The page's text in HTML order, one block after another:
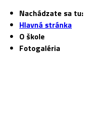
Nachádzate sa tu:
Hlavná stránka
O škole
Fotogaléria